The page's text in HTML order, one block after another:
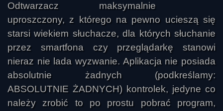
Odtwarzacz maksymalnie
uproszczony, z którego na pewno ucieszą się
starsi wiekiem słuchacze, dla których słuchanie
przez smartfona czy przeglądarkę stanowi
nieraz nie lada wyzwanie. Aplikacja nie posiada
absolutnie żadnych (podkreślamy:
ABSOLUTNIE ŻADNYCH) kontrolek, jedyne co
należy zrobić to po prostu pobrać program,